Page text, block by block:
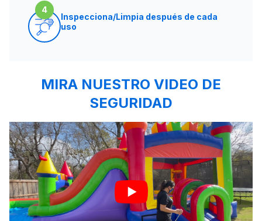
4
Inspecciona/Limpia después de cada
uso
MIRA NUESTRO VIDEO DE
SEGURIDAD